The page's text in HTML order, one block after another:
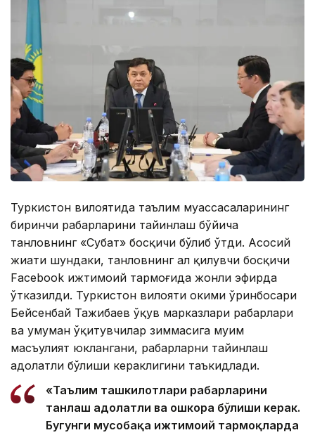
Туркистон вилоятида таълим муассасаларининг
биринчи раҳбарларини тайинлаш бўйича
танловнинг «Суҳбат» босқичи бўлиб ўтди. Асосий
жиҳати шундаки, танловнинг ҳал қилувчи босқичи
Facebook ижтимоий тармоғида жонли эфирда
ўтказилди. Туркистон вилояти ҳокими ўринбосари
Бейсенбай Тажибаев ўқув марказлари раҳбарлари
ва умуман ўқитувчилар зиммасига муҳим
масъулият юклангани, раҳбарларни тайинлаш
адолатли бўлиши кераклигини таъкидлади.
«Таълим ташкилотлари раҳбарларини
танлаш адолатли ва ошкора бўлиши керак.
Бугунги мусобақа ижтимоий тармоқларда